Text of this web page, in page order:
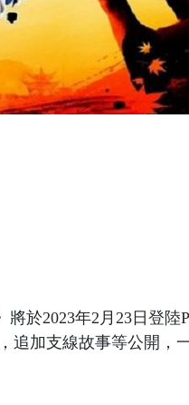
於2023年2月23日登陸
追加支線故事等公開，